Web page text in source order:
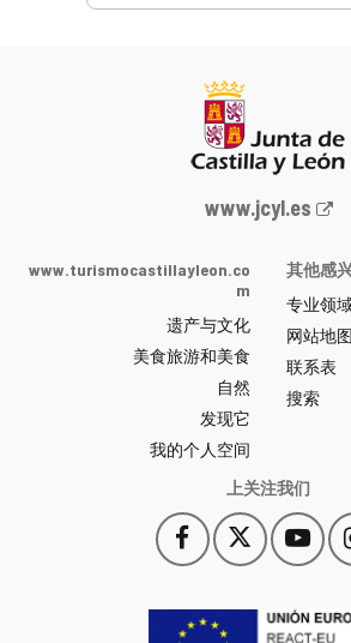
Junta
y
León
网
站
门
户
-
www.jcyl.es
www.turismocastillayleon.co
m
遗产与文化
美食旅游和美食
自然
发现它
我的个人空间
其他感
专业领
网站地图
联系表
搜索
上关注我们
Facebook
此
链
会
此
链
此
链
会